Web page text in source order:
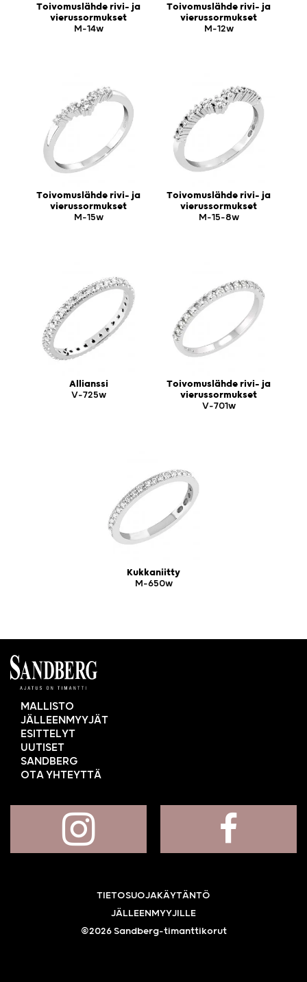
Toivomuslähde rivi- ja
vierussormukset
M-14w
Toivomuslähde rivi- ja
vierussormukset
M-12w
Toivomuslähde rivi- ja
vierussormukset
M-15w
Toivomuslähde rivi- ja
vierussormukset
M-15-8w
Allianssi
V-725w
Toivomuslähde rivi- ja
vierussormukset
V-701w
Kukkaniitty
M-650w
MALLISTO
JÄLLEENMYYJÄT
ESITTELYT
UUTISET
SANDBERG
OTA YHTEYTTÄ
TIETOSUOJAKÄYTÄNTÖ
JÄLLEENMYYJILLE
©2026 Sandberg-timanttikorut